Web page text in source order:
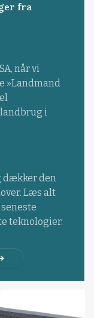
fra
når vi
»Landmand
landbrug i
dækker den
Læs alt
teknologier.